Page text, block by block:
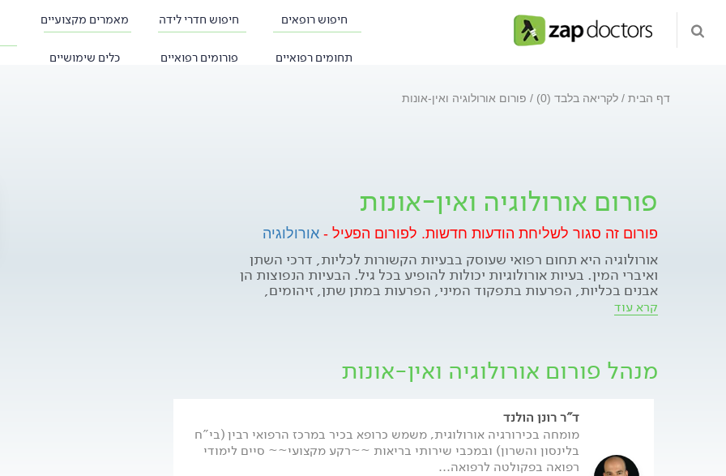
חיפוש רופאים חיפוש חדרי לידה מאמרים מקצועיים
תחומים רפואיים פורומים רפואיים כלים שימושיים
דף הבית לקריאה בלבד (0) פורום אורולוגיה ואין-אונות
פורום אורולוגיה ואין-אונות
פורום זה סגור לשליחת הודעות חדשות. לפורום הפעיל - אורולוגיה
אורולוגיה היא תחום רפואי שעוסק בבעיות הקשורות לכליות, דרכי השתן
ואיברי המין. בעיות אורולוגיות יכולות להופיע בכל גיל. הבעיות הנפוצות הן
אבנים בכליות, הפרעות בתפקוד המיני, הפרעות במתן שתן, זיהומים,
מחלות מין וגידולים. הטיפול האורולוגי יכול להיות תרופתי או ניתוחי. הפורום
הוא במה לשאלות במגוון הנושאים הקשורים לאורולוגיה. ניתן להעלות גם
כאחד.
קרא עוד
מנהל פורום אורולוגיה ואין-אונות
ד"ר רונן הולנד
מומחה בכירורגיה אורולוגית, משמש כרופא בכיר במרכז הרפואי רבין (בי"ח
בלינסון והשרון) ובמכבי שירותי בריאות ~~רקע מקצועי~~ סיים לימודי
רפואה בפקולטה לרפואה...